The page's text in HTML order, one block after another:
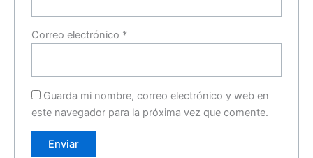
Correo electrónico *
Guarda mi nombre, correo electrónico y web en
este navegador para la próxima vez que comente.